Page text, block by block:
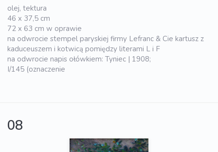
olej, tektura
46 x 37,5 cm
72 x 63 cm w oprawie
na odwrocie stempel paryskiej firmy Lefranc & Cie kartusz z
kaduceuszem i kotwicą pomiędzy literami L i F
na odwrocie napis ołówkiem: Tyniec | 1908;
I/145 (oznaczenie
08